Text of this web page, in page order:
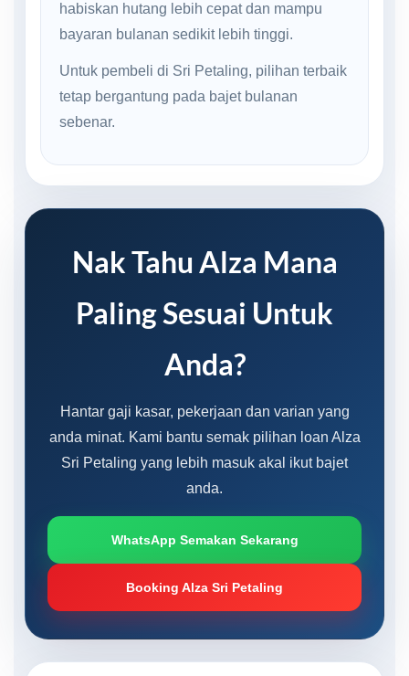
habiskan hutang lebih cepat dan mampu
bayaran bulanan sedikit lebih tinggi.
Untuk pembeli di Sri Petaling, pilihan terbaik
tetap bergantung pada bajet bulanan
sebenar.
Nak Tahu Alza Mana
Paling Sesuai Untuk
Anda?
Hantar gaji kasar, pekerjaan dan varian yang
anda minat. Kami bantu semak pilihan loan Alza
Sri Petaling yang lebih masuk akal ikut bajet
anda.
WhatsApp Semakan Sekarang
Booking Alza Sri Petaling